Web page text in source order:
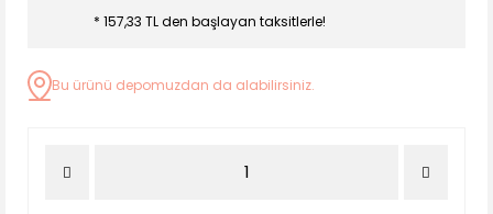
* 157,33 TL den başlayan taksitlerle!
Bu ürünü depomuzdan da alabilirsiniz.